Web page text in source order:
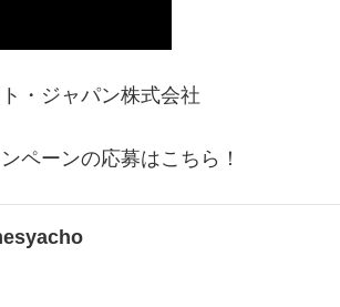
・ジャパン株式会社
ペーンの応募はこちら！